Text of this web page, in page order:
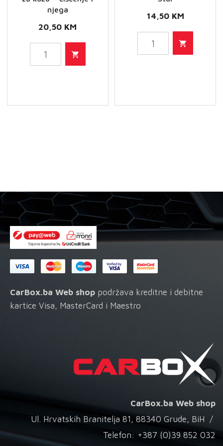
njega
20,50 KM
SONAX
Xtreme
količina
14,50 KM
SONAX
Čistač
količina
CarBox.ba Web shop podržava kreditne i debitne
kartice Visa, MasterCard i Maestro
CarBox.ba Web shop
Ul. Hrvatskih Branitelja 81, 88340 Grude, BiH /
Telefon: +387 (0)39 852 032